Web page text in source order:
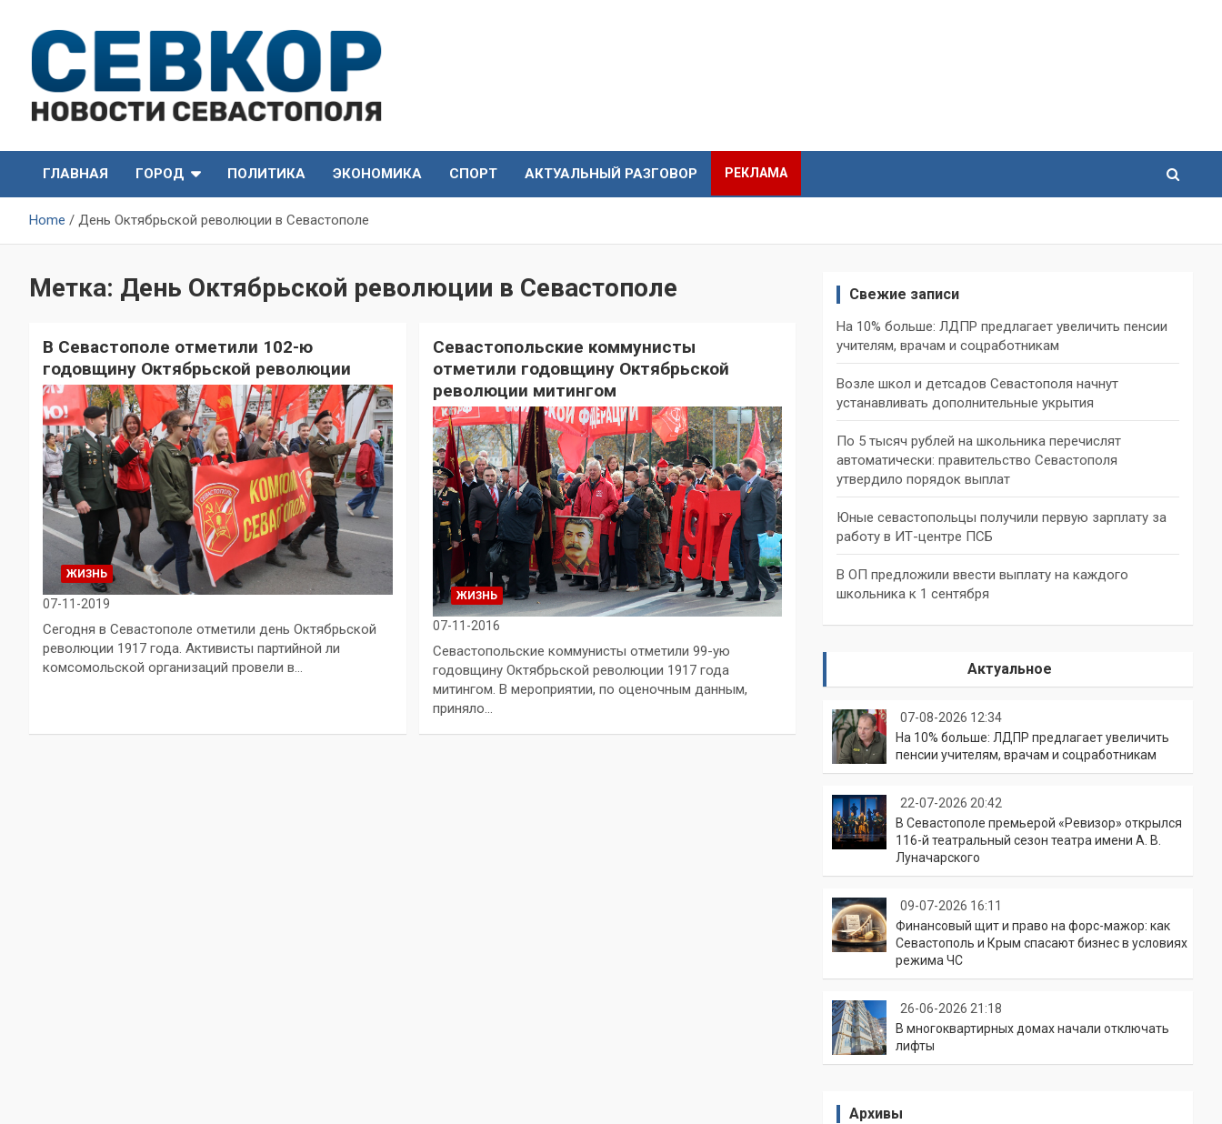
content
СевКор — Новости
Севастополя
Севастополя
ГЛАВНАЯ
ГОРОД ПОЛИТИКА ЭКОНОМИКА СПОРТ АКТУАЛЬНЫЙ РАЗГОВОР РЕКЛАМА
Home День Октябрьской революции в Севастополе
Метка: День Октябрьской революции в Севастополе
В Севастополе отметили 102-ю
годовщину Октябрьской революции
ЖИЗНЬ
07-11-2019
Сегодня в Севастополе отметили день Октябрьской
революции 1917 года. Активисты партийной ли
комсомольской организаций провели в…
Севастопольские коммунисты
отметили годовщину Октябрьской
революции митингом
ЖИЗНЬ
07-11-2016
Севастопольские коммунисты отметили 99-ую
годовщину Октябрьской революции 1917 года
митингом. В мероприятии, по оценочным данным,
приняло…
Свежие записи
На 10% больше: ЛДПР предлагает увеличить пенсии
учителям, врачам и соцработникам
Возле школ и детсадов Севастополя начнут
устанавливать дополнительные укрытия
По 5 тысяч рублей на школьника перечислят
автоматически: правительство Севастополя
утвердило порядок выплат
Юные севастопольцы получили первую зарплату за
работу в ИТ-центре ПСБ
В ОП предложили ввести выплату на каждого
школьника к 1 сентября
Актуальное
07-08-2026 12:34
На 10% больше: ЛДПР предлагает увеличить
пенсии учителям, врачам и соцработникам
22-07-2026 20:42
В Севастополе премьерой «Ревизор» открылся
116-й театральный сезон театра имени А. В.
Луначарского
09-07-2026 16:11
Финансовый щит и право на форс-мажор: как
Севастополь и Крым спасают бизнес в условиях
режима ЧС
26-06-2026 21:18
В многоквартирных домах начали отключать
лифты
Архивы